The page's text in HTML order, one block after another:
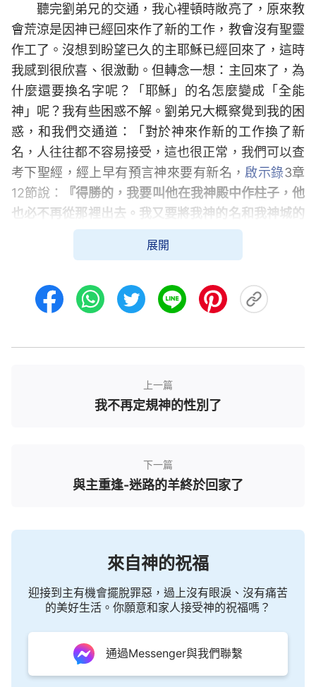
聽完劉弟兄的交通，我心裡頓時敞亮了，原來教
會荒涼是因神已經回來作了新的工作，教會沒有聖靈
作工了。沒想到盼望已久的主耶穌已經回來了，這時
我感到很欣喜、很激動。但轉念一想：主回來了，為
什麼還要換名字呢？「耶穌」的名怎麼變成「全能
神」呢？我有些困惑不解。劉弟兄大概察覺到我的困
惑，和我們交通道：「對於神來作新的工作換了新
名，人往往都不容易接受，這也很正常，我們可以查
考下聖經，經上早有預言神來要有新名， 啟示錄3章
12節說：
『得勝的，我要叫他在我神殿中作柱子，他
也必不再從那裡出去。我又要將我神的名和我神城的
名（這城就是從天上、從我神那裡降下來的新耶路撒
冷），並我的新名，都寫在他上面。』
法、俄梅戛乃希臘字母首末二字），是昔在、今在、
以後永在的全能者。』這兩處經文清楚地告訴我們神
劉弟兄翻開神話書讀道：「神在每個時代都作新
救贖工作而叫的名，末世耶穌再來還能叫這個名嗎？
還能作救贖的工作嗎？為什麼耶和華與耶穌是一，但
時代不同嗎？就一個名能將神的全部都代表了嗎？這
樣，只有在不同的時代來叫不同的名，以名來更換時
代，以名來代替時代，因為沒有一個名能將神自己代
表得完全，只能將神的具有時代性的性情代表出來，
只要能將工作代表出來即可。所以，神能選用任何一
個適合他性情的名來代表整個時代。」「『耶和華』
這名是在以色列當中作工我所取的名，其原意就是能
憐憫人、能咒詛人，又能帶領人生活的以色列人（即
展開
上一篇
我不再定規神的性別了
下一篇
與主重逢-迷路的羊終於回家了
來自神的祝福
迎接到主有機會擺脫罪惡，過上沒有眼淚、沒有痛苦
的美好生活。你願意和家人接受神的祝福嗎？
通過Messenger與我們聯繫